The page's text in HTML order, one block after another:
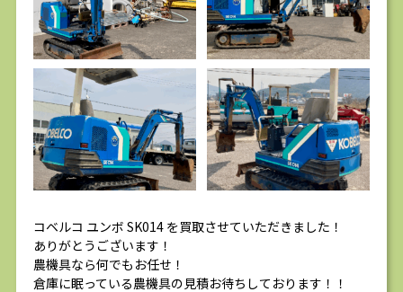
コベルコ ユンボ SK014 を買取させていただきました！
ありがとうございます！
農機具なら何でもお任せ！
倉庫に眠っている農機具の見積お待ちしております！！